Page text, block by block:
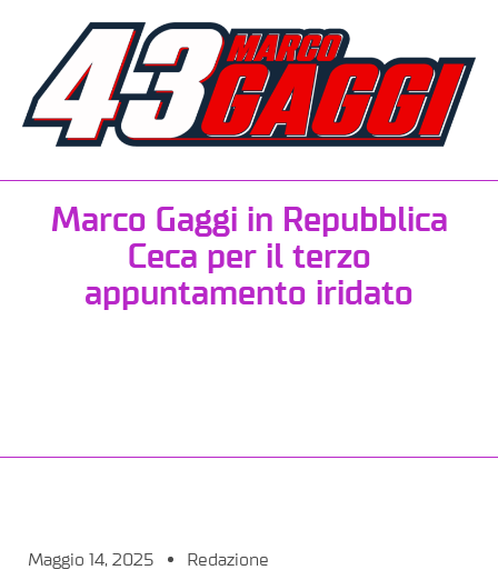
Marco Gaggi in Repubblica
Ceca per il terzo
appuntamento iridato
Maggio 14, 2025 Redazione